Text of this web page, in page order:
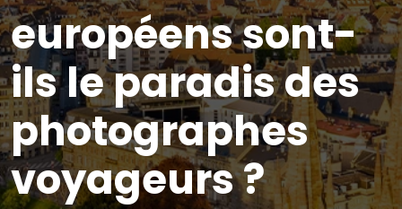
européens sont-
ils le paradis des
photographes
voyageurs ?